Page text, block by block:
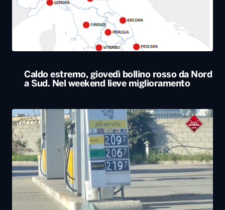
Caldo estremo, giovedì bollino rosso da Nord
a Sud. Nel weekend lieve miglioramento